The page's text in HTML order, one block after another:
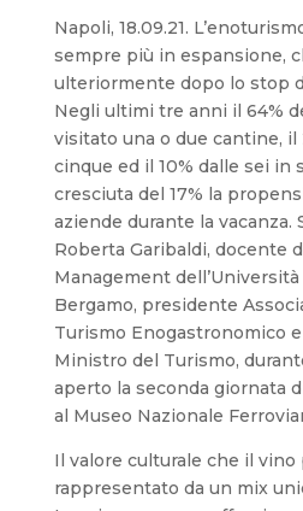
Napoli, 18.09.21.
sempre più in espansione,
ulteriormente dopo lo stop
Negli ultimi tre anni il 64%
visitato una o due cantine, il
cinque ed il 10% dalle sei in
cresciuta del 17% la
aziende durante la vacanza.
Roberta Garibaldi, docente
Management
Bergamo, presidente
Turismo Enogastronomico
Ministro del Turismo,
aperto la seconda giornata
al Museo Nazionale
Il valore culturale che il vino
rappresentato da un mix